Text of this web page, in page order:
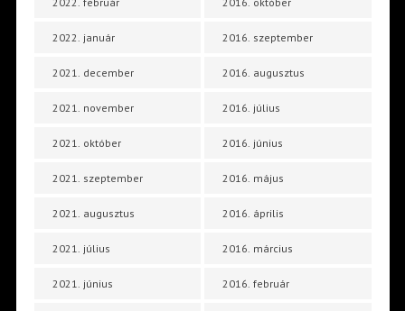
2022. január
2021. december
2021. november
2021. október
2021. szeptember
2021. augusztus
2021. július
2021. június
2016. szeptember
2016. augusztus
2016. július
2016. június
2016. május
2016. április
2016. március
2016. február